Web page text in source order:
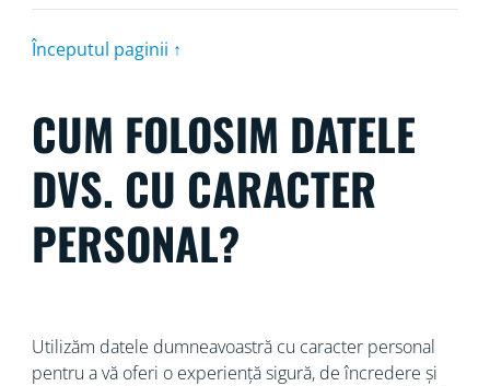
Începutul paginii ↑
CUM FOLOSIM DATELE
DVS. CU CARACTER
PERSONAL?
Utilizăm datele dumneavoastră cu caracter personal
pentru a vă oferi o experiență sigură, de încredere și